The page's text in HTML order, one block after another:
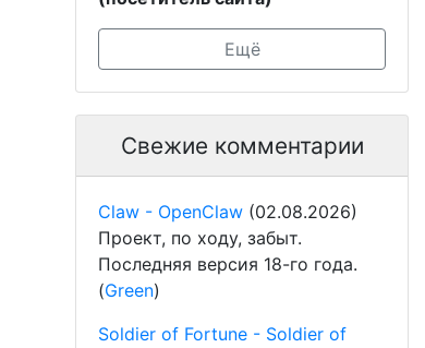
Ещё
Свежие комментарии
Claw - OpenClaw (02.08.2026)
Проект, по ходу, забыт.
Последняя версия 18-го года.
(Green)
Soldier of Fortune - Soldier of